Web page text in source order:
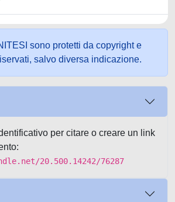
sono protetti da copyright e
salvo diversa indicazione.
per citare o creare un link
20.500.14242/76287